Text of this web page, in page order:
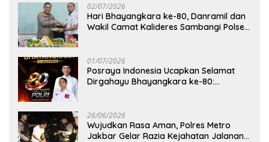
02/07/2026
Hari Bhayangkara ke-80, Danramil dan
Wakil Camat Kalideres Sambangi Polsek
01/07/2026
Posraya Indonesia Ucapkan Selamat
Dirgahayu Bhayangkara ke-80:
26/06/2026
Wujudkan Rasa Aman, Polres Metro
Jakbar Gelar Razia Kejahatan Jalanan